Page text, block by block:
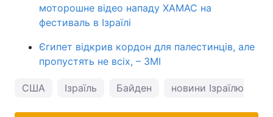
моторошне відео нападу ХАМАС на
фестиваль в Ізраїлі
Єгипет відкрив кордон для палестинців, але
пропустять не всіх, – ЗМІ
США Ізраїль Байден новини Ізраїлю